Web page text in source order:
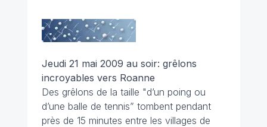
Jeudi 21 mai 2009 au soir: grêlons
incroyables vers Roanne
Des grêlons de la taille "d’un poing ou
d’une balle de tennis” tombent pendant
près de 15 minutes entre les villages de